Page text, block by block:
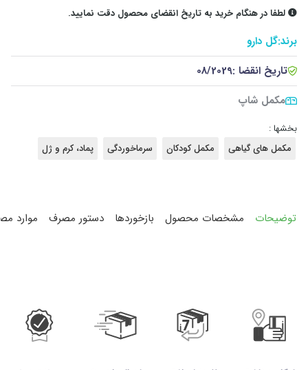
لطفا در هنگام خرید به تاریخ انقضای محصول دقت نمایید.
برند:گل دارو
تاریخ انقضا :08/2029
مکمل شاپ
بخشها :
مکمل های گیاهی
مکمل کودکان سرماخوردگی پماد، کرم و ژل
توضیحات مشخصات محصول بازخوردها دستور مصرف موارد